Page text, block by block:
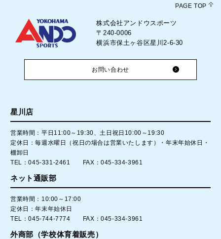
PAGE TOP
株式会社アンドウスポーツ
〒240-0006
横浜市保土ヶ谷区星川2-6-30
お問い合わせ
星川店
営業時間：平日11:00～19:30、土日祝日10:00～19:30
定休日：毎週水曜日（祝日の場合は営業いたします）・年末年始休日・
棚卸日
TEL：045-331-2461 FAX：045-334-3961
ネット通販部
営業時間：10:00～17:00
定休日：年末年始休日
TEL：045-744-7774 FAX：045-334-3961
外商部（学校体育着販売）